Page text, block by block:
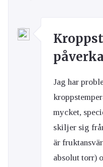
Jag har
mycket,
skiljer sig
är
absolut torr)